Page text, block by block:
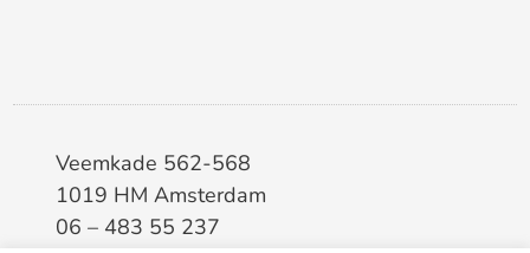
Veemkade 562-568
1019 HM Amsterdam
06 – 483 55 237